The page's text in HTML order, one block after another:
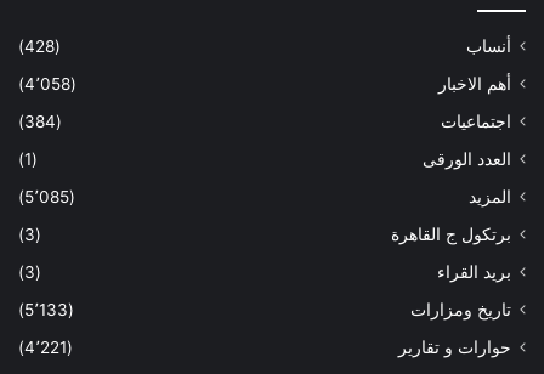
أنساب
(428)
أهم الاخبار
(4٬058)
اجتماعيات
(384)
العدد الورقى
(1)
المزيد
(5٬085)
برتكول ج القاهرة
(3)
بريد القراء
(3)
تاريخ ومزارات
(5٬133)
حوارات و تقارير
(4٬221)